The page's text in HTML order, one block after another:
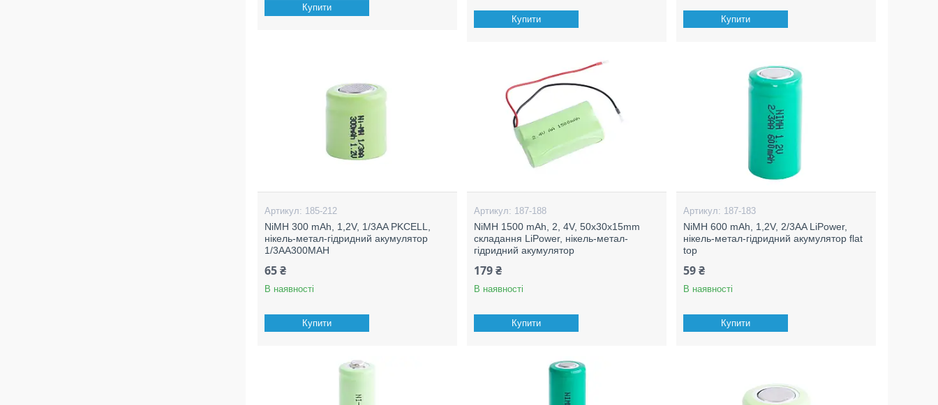
Купити
Купити Купити
185-212
NiMH 300 mAh, 1,2V, 1/3AA PKCELL,
нікель-метал-гідридний акумулятор
1/3AA300MAH
65 ₴
В наявності
Купити
187-188
NiMH 1500 mAh, 2, 4V, 50x30x15mm
складання LiPower, нікель-метал-
гідридний акумулятор
179 ₴
В наявності
Купити
187-183
NiMH 600 mAh, 1,2V, 2/3AA LiPower,
нікель-метал-гідридний акумулятор flat
top
59 ₴
В наявності
Купити